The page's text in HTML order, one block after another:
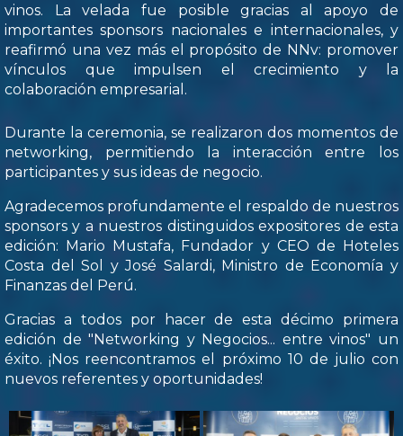
vinos. La velada fue posible gracias al apoyo de
importantes sponsors nacionales e internacionales, y
reafirmó una vez más el propósito de NNv: promover
vínculos que impulsen el crecimiento y la
colaboración empresarial.
Durante la ceremonia, se realizaron dos momentos de
networking, permitiendo la interacción entre los
participantes y sus ideas de negocio.
Agradecemos profundamente el respaldo de nuestros
sponsors y a nuestros distinguidos expositores de esta
edición: Mario Mustafa, Fundador y CEO de Hoteles
Costa del Sol y José Salardi, Ministro de Economía y
Finanzas del Perú.
Gracias a todos por hacer de esta décimo primera
edición de "Networking y Negocios... entre vinos" un
éxito. ¡Nos reencontramos el próximo 10 de julio con
nuevos referentes y oportunidades!